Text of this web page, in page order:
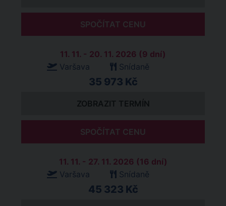
SPOČÍTAT CENU
11. 11. - 20. 11. 2026 (9 dní)
Varšava
Snídaně
35 973 Kč
ZOBRAZIT TERMÍN
SPOČÍTAT CENU
11. 11. - 27. 11. 2026 (16 dní)
Varšava
Snídaně
45 323 Kč